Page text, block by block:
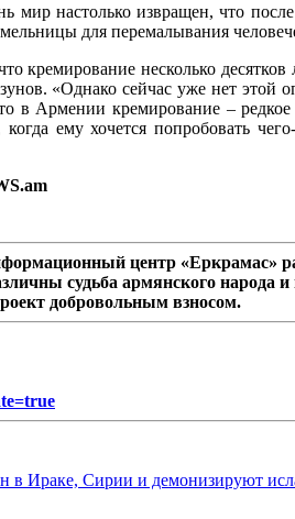
настолько извращен, что
для перемалывания
кремирование несколько
«Однако сейчас уже нет этой
в Армении кремирование –
когда ему хочется попробовать
центр «Еркрамас»
судьба армянского
добровольным взносом.
Ираке, Сирии и демонизируют